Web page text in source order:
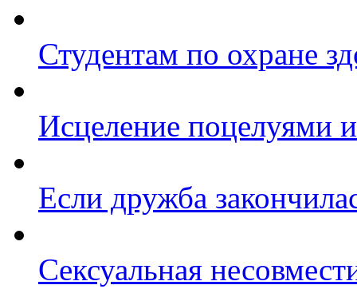
Студентам по охране
Исцеление поцелуями
Если дружба
Сексуальная